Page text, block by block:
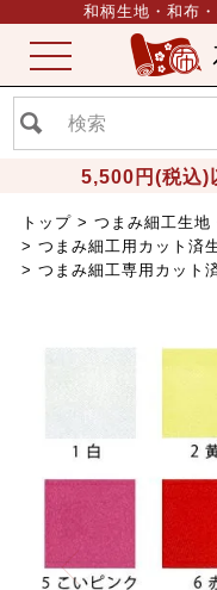
和柄生地・和布
5,500円(税込)
ME
NU
トップ つまみ細工生地
つまみ細工用カット済
つまみ細工専用カット